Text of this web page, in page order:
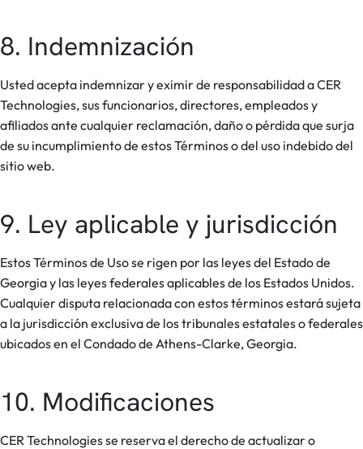
8. Indemnización
Usted acepta indemnizar y eximir de responsabilidad a CER
Technologies, sus funcionarios, directores, empleados y
afiliados ante cualquier reclamación, daño o pérdida que surja
de su incumplimiento de estos Términos o del uso indebido del
sitio web.
9. Ley aplicable y jurisdicción
Estos Términos de Uso se rigen por las leyes del Estado de
Georgia y las leyes federales aplicables de los Estados Unidos.
Cualquier disputa relacionada con estos términos estará sujeta
a la jurisdicción exclusiva de los tribunales estatales o federales
ubicados en el Condado de Athens-Clarke, Georgia.
10. Modificaciones
CER Technologies se reserva el derecho de actualizar o